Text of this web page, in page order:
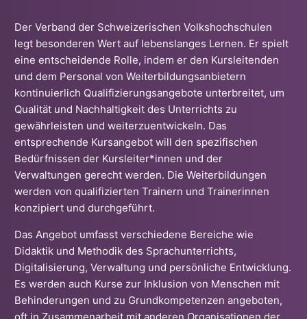
ICT für Verwaltung und Ausbildner/-innen
Gebärdensprache
Grundkompetenzen
Nationales Kursportal
Für Mitglieder
Der Verband der Schweizerischen Volkshochschulen
legt besonderen Wert auf lebenslanges Lernen. Er spielt
eine entscheidende Rolle, indem er den Kursleitenden
und dem Personal von Weiterbildungsanbietern
kontinuierlich Qualifizierungsangebote unterbreitet, um
Qualität und Nachhaltigkeit des Unterrichts zu
gewährleisten und weiterzuentwickeln. Das
entsprechende Kursangebot will den spezifischen
Bedürfnissen der Kursleiter*innen und der
Verwaltungen gerecht werden. Die Weiterbildungen
werden von qualifizierten Trainern und Trainerinnen
konzipiert und durchgeführt.
Das Angebot umfasst verschiedene Bereiche wie
Didaktik und Methodik des Sprachunterrichts,
Digitalisierung, Verwaltung und persönliche Entwicklung.
Es werden auch Kurse zur Inklusion von Menschen mit
Behinderungen und zu Grundkompetenzen angeboten,